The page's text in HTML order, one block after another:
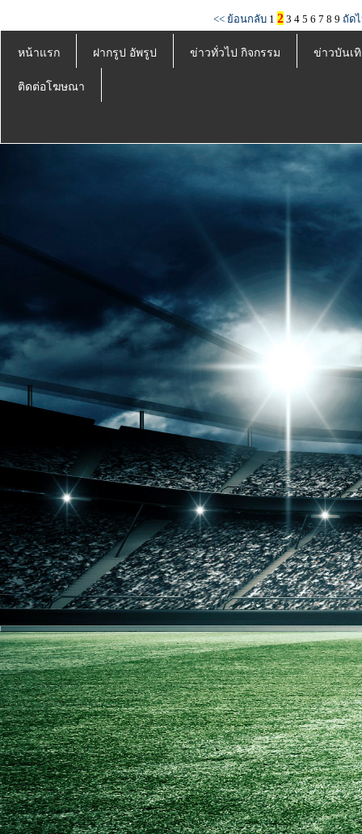
<< ย้อนกลับ 1 2 3 4 5 6 7 8 9 ถัด
หน้าแรก ฝากรูป อัพรูป ข่าวทั่วไป กิจกรรม ข่าวบันเ
ติดต่อโฆษณา